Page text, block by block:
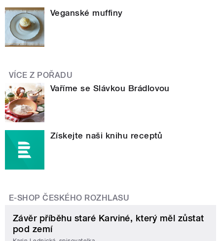
Veganské muffiny
VÍCE Z POŘADU
Vaříme se Slávkou Brádlovou
Získejte naši knihu receptů
E-SHOP ČESKÉHO ROZHLASU
Závěr příběhu staré Karviné, který měl zůstat
pod zemí